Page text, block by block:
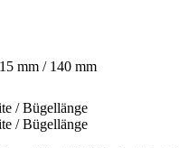
mm / 140 mm
/ Bügellänge
/ Bügellänge